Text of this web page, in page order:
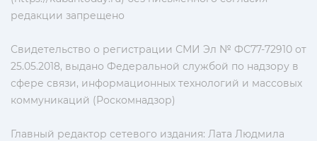
редакции запрещено
Свидетельство о регистрации СМИ Эл № ФС77-72910 от
25.05.2018, выдано Федеральной службой по надзору в
сфере связи, информационных технологий и массовых
коммуникаций (Роскомнадзор)
Главный редактор сетевого издания: Лата Людмила